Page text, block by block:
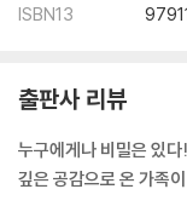
ISBN13
출판사 리뷰
누구에게나 비밀은 있다!
깊은 공감으로 온 가족